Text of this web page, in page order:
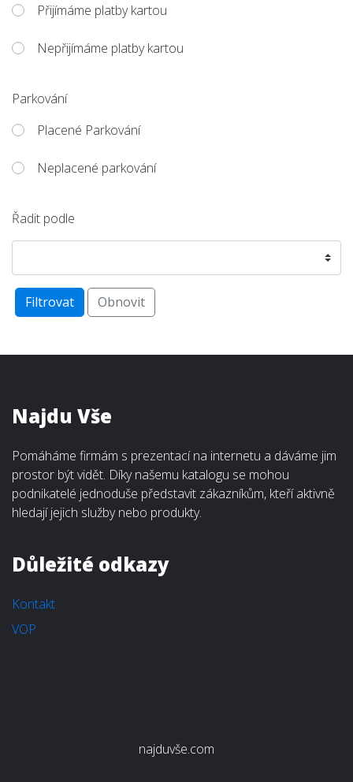
Přijímáme platby kartou
Nepřijímáme platby kartou
Parkování
Placené Parkování
Neplacené parkování
Řadit podle
Filtrovat Obnovit
Najdu Vše
Pomáháme firmám s prezentací na internetu a dáváme jim
prostor být vidět. Díky našemu katalogu se mohou
podnikatelé jednoduše představit zákazníkům, kteří aktivně
hledají jejich služby nebo produkty.
Důležité odkazy
Kontakt
VOP
najduvše.com